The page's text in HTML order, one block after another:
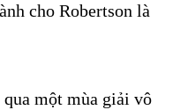
cho Robertson là
một mùa giải vô